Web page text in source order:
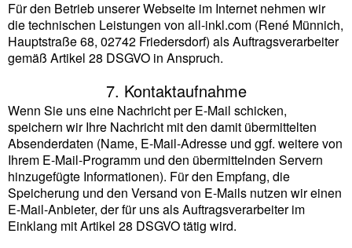
Für den Betrieb unserer Webseite im Internet nehmen wir
die technischen Leistungen von all-inkl.com (René Münnich,
Hauptstraße 68, 02742 Friedersdorf) als Auftragsverarbeiter
gemäß Artikel 28 DSGVO in Anspruch.
7. Kontaktaufnahme
Wenn Sie uns eine Nachricht per E-Mail schicken,
speichern wir Ihre Nachricht mit den damit übermittelten
Absenderdaten (Name, E-Mail-Adresse und ggf. weitere von
Ihrem E-Mail-Programm und den übermittelnden Servern
hinzugefügte Informationen). Für den Empfang, die
Speicherung und den Versand von E-Mails nutzen wir einen
E-Mail-Anbieter, der für uns als Auftragsverarbeiter im
Einklang mit Artikel 28 DSGVO tätig wird.